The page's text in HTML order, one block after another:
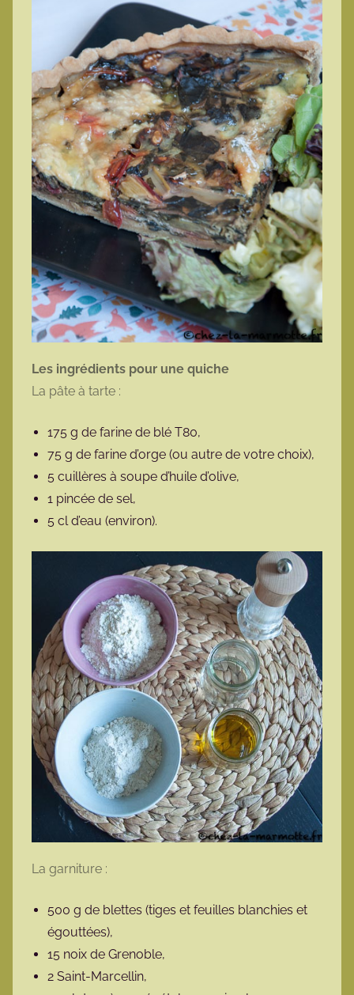
Les ingrédients pour une quiche
La pâte à tarte :
175 g de farine de blé T80,
75 g de farine d’orge (ou autre de votre choix),
5 cuillères à soupe d’huile d’olive,
1 pincée de sel,
5 cl d’eau (environ).
La garniture :
500 g de blettes (tiges et feuilles blanchies et
égouttées),
15 noix de Grenoble,
2 Saint-Marcellin,